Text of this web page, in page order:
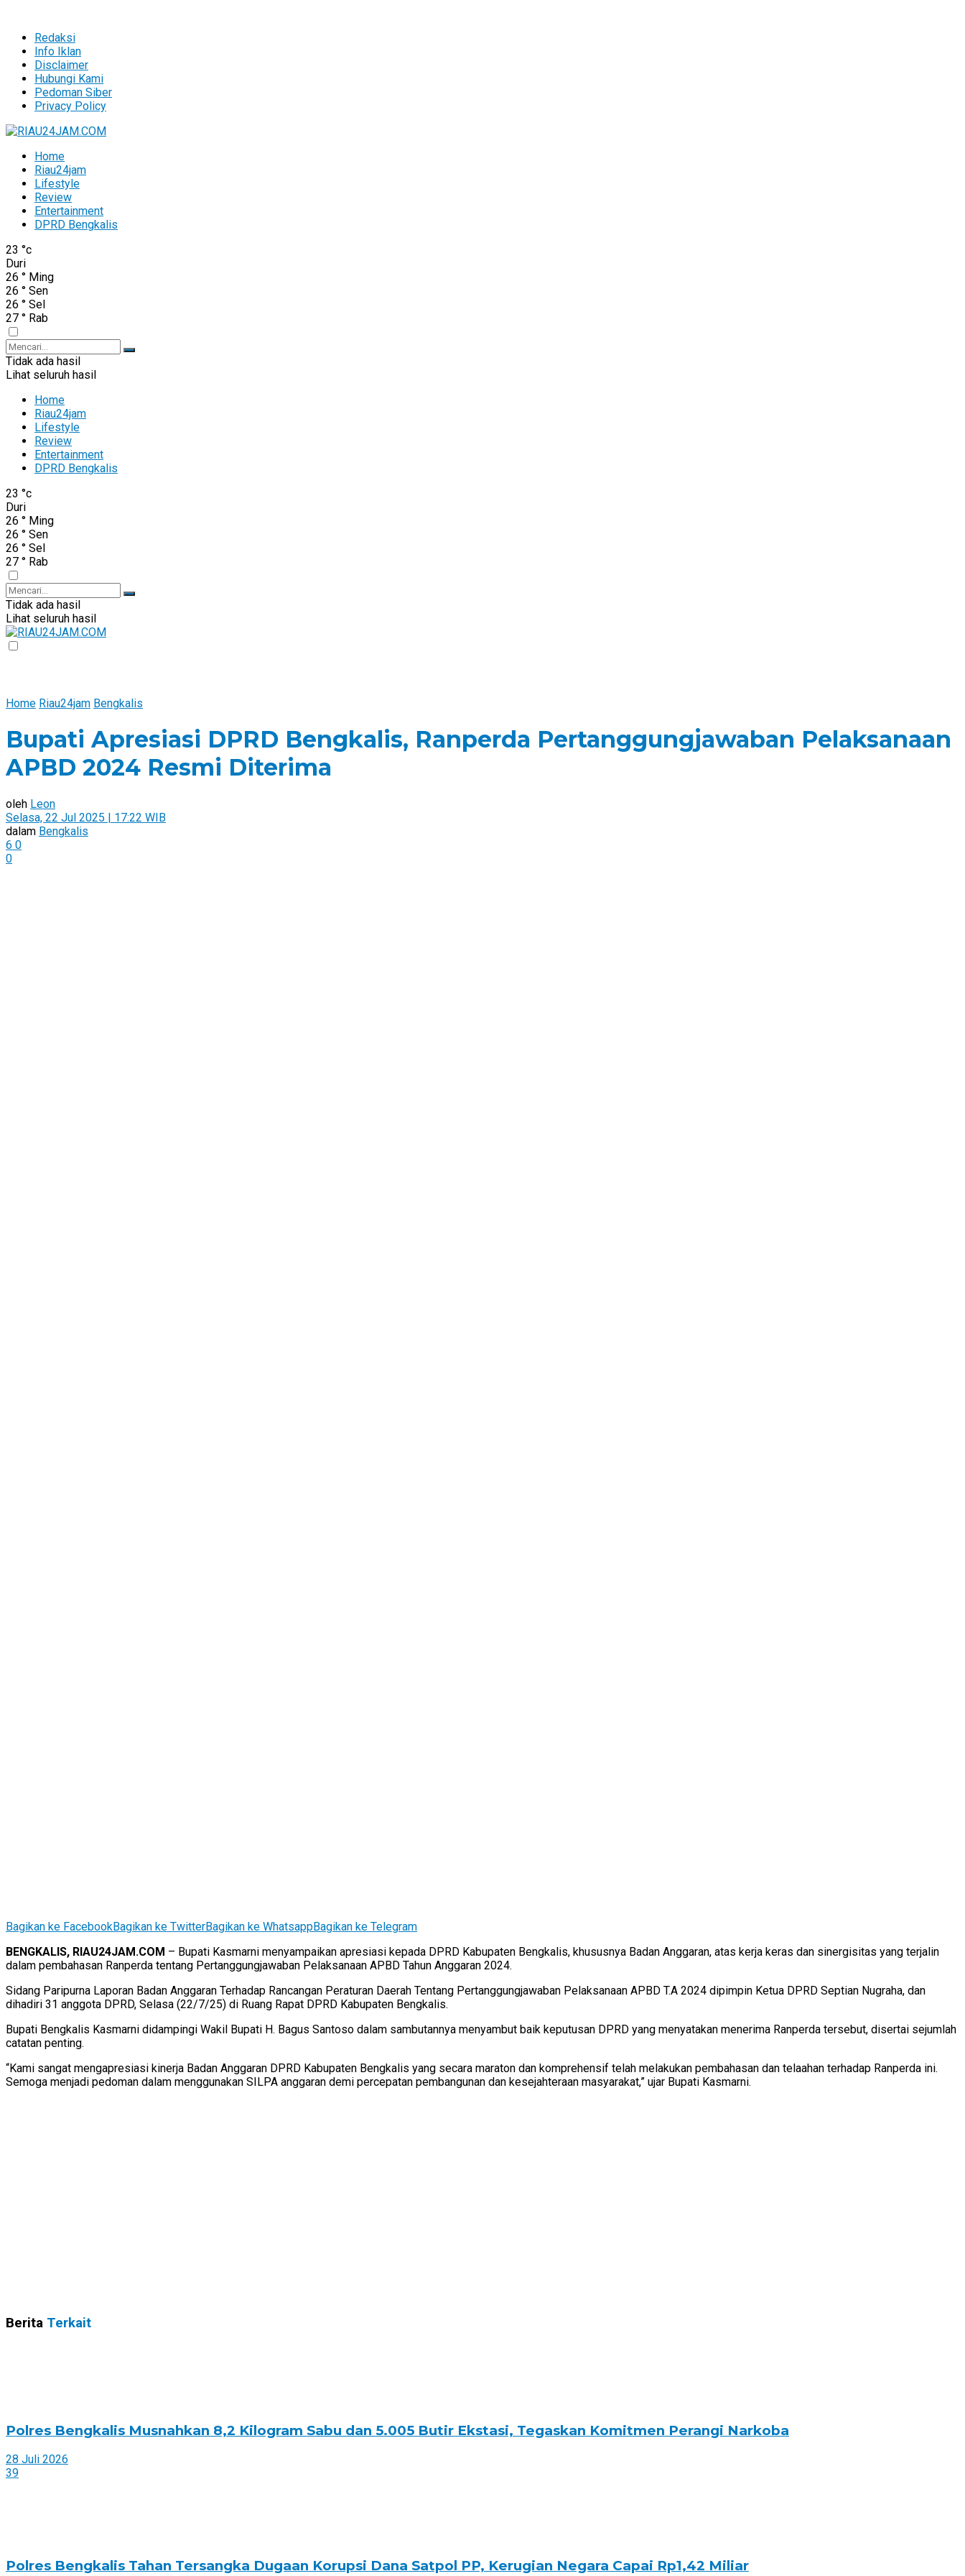
Redaksi
Info Iklan
Disclaimer
Hubungi Kami
Pedoman Siber
Privacy Policy
Home
Riau24jam
Lifestyle
Review
Entertainment
DPRD Bengkalis
23 °c
Duri
26 ° Ming
26 ° Sen
26 ° Sel
27 ° Rab
Tidak ada hasil
Lihat seluruh hasil
Home
Riau24jam
Lifestyle
Review
Entertainment
DPRD Bengkalis
23 °c
Duri
26 ° Ming
26 ° Sen
26 ° Sel
27 ° Rab
Tidak ada hasil
Lihat seluruh hasil
Home Riau24jam Bengkalis
Bupati Apresiasi DPRD Bengkalis, Ranperda Pertanggungjawaban Pelaksanaan
APBD 2024 Resmi Diterima
oleh Leon
Selasa, 22 Jul 2025 | 17:22 WIB
dalam Bengkalis
6 0
0
Bagikan ke FacebookBagikan ke TwitterBagikan ke WhatsappBagikan ke Telegram
BENGKALIS, RIAU24JAM.COM – Bupati Kasmarni menyampaikan apresiasi kepada DPRD Kabupaten Bengkalis, khususnya Badan Anggaran, atas kerja keras dan sinergisitas yang terjalin
dalam pembahasan Ranperda tentang Pertanggungjawaban Pelaksanaan APBD Tahun Anggaran 2024.
Sidang Paripurna Laporan Badan Anggaran Terhadap Rancangan Peraturan Daerah Tentang Pertanggungjawaban Pelaksanaan APBD T.A 2024 dipimpin Ketua DPRD Septian Nugraha, dan
dihadiri 31 anggota DPRD, Selasa (22/7/25) di Ruang Rapat DPRD Kabupaten Bengkalis.
Bupati Bengkalis Kasmarni didampingi Wakil Bupati H. Bagus Santoso dalam sambutannya menyambut baik keputusan DPRD yang menyatakan menerima Ranperda tersebut, disertai sejumlah
catatan penting.
“Kami sangat mengapresiasi kinerja Badan Anggaran DPRD Kabupaten Bengkalis yang secara maraton dan komprehensif telah melakukan pembahasan dan telaahan terhadap Ranperda ini.
Semoga menjadi pedoman dalam menggunakan SILPA anggaran demi percepatan pembangunan dan kesejahteraan masyarakat,” ujar Bupati Kasmarni.
Berita Terkait
Polres Bengkalis Musnahkan 8,2 Kilogram Sabu dan 5.005 Butir Ekstasi, Tegaskan Komitmen Perangi Narkoba
28 Juli 2026
39
Polres Bengkalis Tahan Tersangka Dugaan Korupsi Dana Satpol PP, Kerugian Negara Capai Rp1,42 Miliar